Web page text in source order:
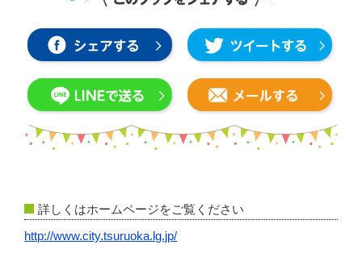
詳しくはホームページをご覧ください
http://www.city.tsuruoka.lg.jp/